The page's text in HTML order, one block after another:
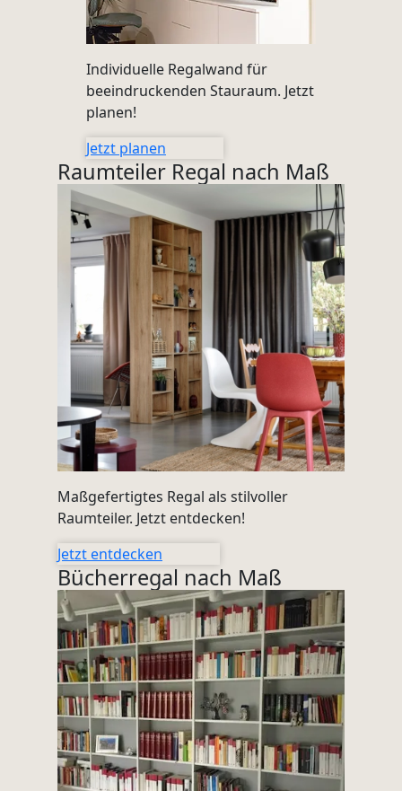
Individuelle Regalwand für
beeindruckenden Stauraum. Jetzt
planen!
Jetzt planen
Raumteiler Regal nach Maß
Maßgefertigtes Regal als stilvoller
Raumteiler. Jetzt entdecken!
Jetzt entdecken
Bücherregal nach Maß